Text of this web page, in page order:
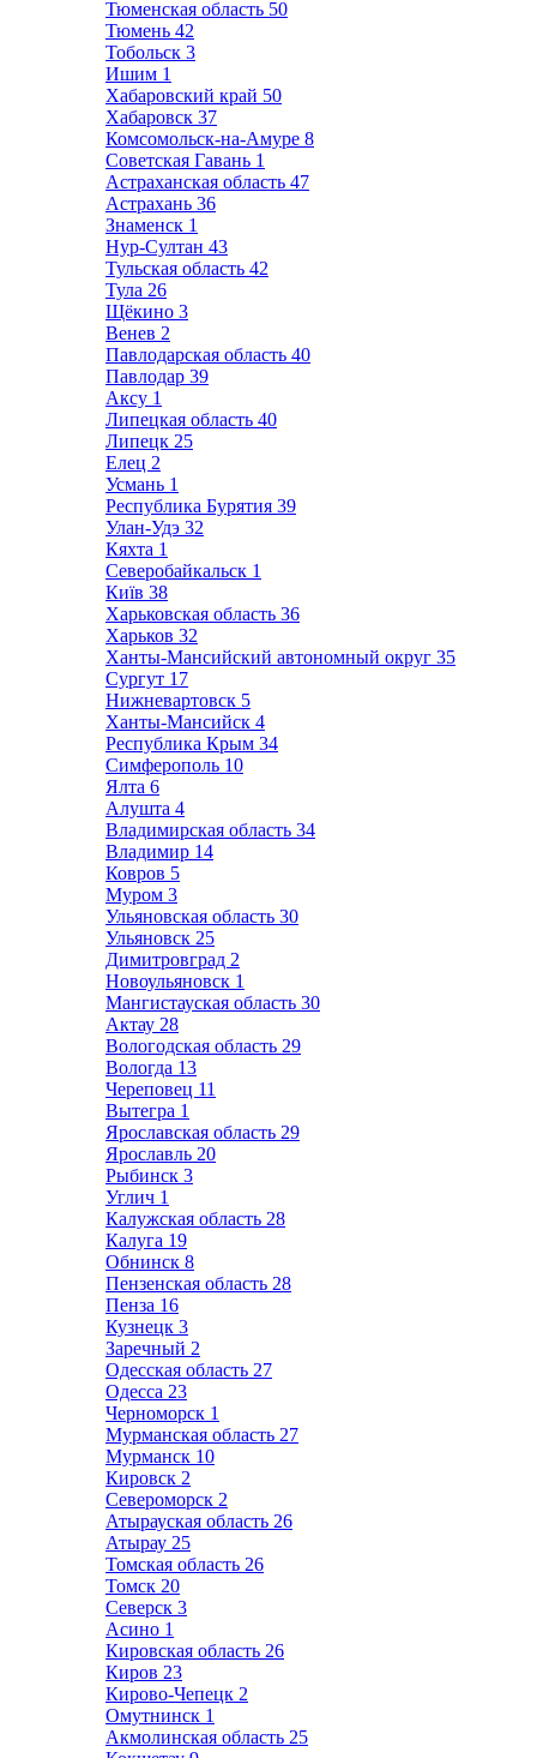
Тюменская область 50
Тюмень 42
Тобольск 3
Ишим 1
Хабаровский край 50
Хабаровск 37
Комсомольск-на-Амуре 8
Советская Гавань 1
Астраханская область 47
Астрахань 36
Знаменск 1
Нур-Султан 43
Тульская область 42
Тула 26
Щёкино 3
Венев 2
Павлодарская область 40
Павлодар 39
Аксу 1
Липецкая область 40
Липецк 25
Елец 2
Усмань 1
Республика Бурятия 39
Улан-Удэ 32
Кяхта 1
Северобайкальск 1
Київ 38
Харьковская область 36
Харьков 32
Ханты-Мансийский автономный округ 35
Сургут 17
Нижневартовск 5
Ханты-Мансийск 4
Республика Крым 34
Симферополь 10
Ялта 6
Алушта 4
Владимирская область 34
Владимир 14
Ковров 5
Муром 3
Ульяновская область 30
Ульяновск 25
Димитровград 2
Новоульяновск 1
Мангистауская область 30
Актау 28
Вологодская область 29
Вологда 13
Череповец 11
Вытегра 1
Ярославская область 29
Ярославль 20
Рыбинск 3
Углич 1
Калужская область 28
Калуга 19
Обнинск 8
Пензенская область 28
Пенза 16
Кузнецк 3
Заречный 2
Одесская область 27
Одесса 23
Черноморск 1
Мурманская область 27
Мурманск 10
Кировск 2
Североморск 2
Атырауская область 26
Атырау 25
Томская область 26
Томск 20
Северск 3
Асино 1
Кировская область 26
Киров 23
Кирово-Чепецк 2
Омутнинск 1
Акмолинская область 25